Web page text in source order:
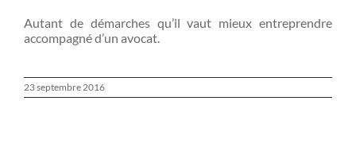
Autant de démarches qu’il vaut mieux entreprendre
accompagné d’un avocat.
23 septembre 2016